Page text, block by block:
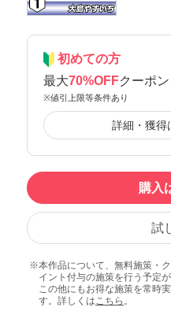
初めての方
最大70%OFFクーポン
※値引上限等条件あり
詳細・獲得
購入
試
本作品について、無料施策・
イント付与の施策を行う予定が
この他にもお得な施策を常時
す。詳しくはこちら 。